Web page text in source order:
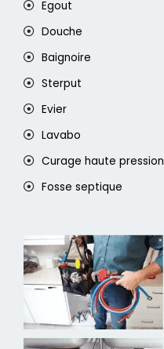
Egout
Douche
Baignoire
Sterput
Evier
Lavabo
Curage haute pression
Fosse septique